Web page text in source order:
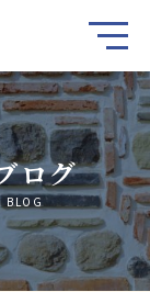
ログ
BLOG